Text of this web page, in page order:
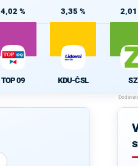
4,02 %
TOP 09
3,35 %
KDU-ČSL
2,01
SZ